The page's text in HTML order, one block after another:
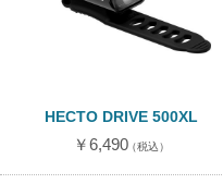
HECTO DRIVE 500XL
￥6,490（税込）